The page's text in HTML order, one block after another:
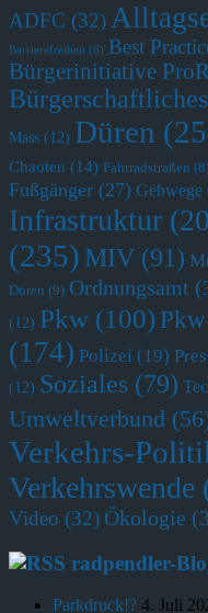
ADFC (32)
Barrierefreiheit (6) Best
Bürgerinitiative
Mass (12) Düren
Chaoten (14) Fahrradstraßen
Fußgänger (27) Gehwege
Infrastruktur
(235) MIV (91)
Düren (9) Ordnungsamt
(12) Pkw (100)
(174) Polizei (19)
(12) Soziales (79)
Umweltverbund
Verkehrs-
Verkehrswende
Video (32) Ökologie
radpendler-
Parkdruck!? 4. Juli